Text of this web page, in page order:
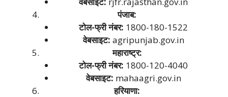
पंजाब:
टोल-फ्री नंबर: 1800-180-1522
वेबसाइट: agripunjab.gov.in
महाराष्ट्र:
टोल-फ्री नंबर: 1800-120-4040
वेबसाइट: mahaagri.gov.in
हरियाणा: